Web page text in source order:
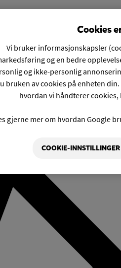
Cookies
Vi bruker informasjonskapsler
og en bedre
og ikke-personlig
bruken av cookies på enheten
hvordan vi håndterer
gjerne mer om hvordan Google
COOKIE-INNSTILLINGER